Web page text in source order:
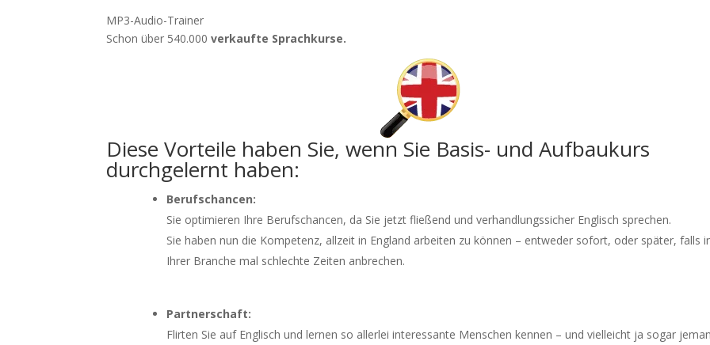
MP3-Audio-Trainer
Schon über 540.000verkaufte Sprachkurse.
Diese Vorteile haben Sie, wenn Sie Basis- und Aufbaukurs
durchgelernt haben:
Berufschancen:
Sie optimieren Ihre Berufschancen, da Sie jetzt fließend und verhandlungssicher Englisch sprechen.
Sie haben nun die Kompetenz, allzeit in England arbeiten zu können – entweder sofort, oder später, falls
Ihrer Branche mal schlechte Zeiten anbrechen.
Partnerschaft:
Flirten Sie auf Englisch und lernen so allerlei interessante Menschen kennen – und vielleicht ja sogar